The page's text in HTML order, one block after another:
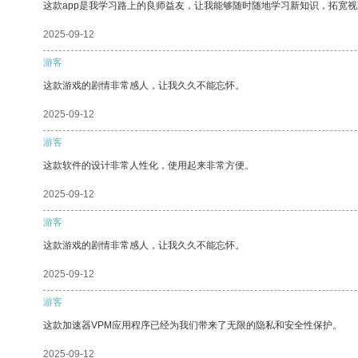
这款app是我学习路上的良师益友，让我能够随时随地学习新知识，拓宽
2025-09-12
游客
这款游戏的剧情非常感人，让我久久不能忘怀。
2025-09-12
游客
这款软件的设计非常人性化，使用起来非常方便。
2025-09-12
游客
这款游戏的剧情非常感人，让我久久不能忘怀。
2025-09-12
游客
这款加速器VPM应用程序已经为我们带来了无限的隐私和安全性保护。
2025-09-12